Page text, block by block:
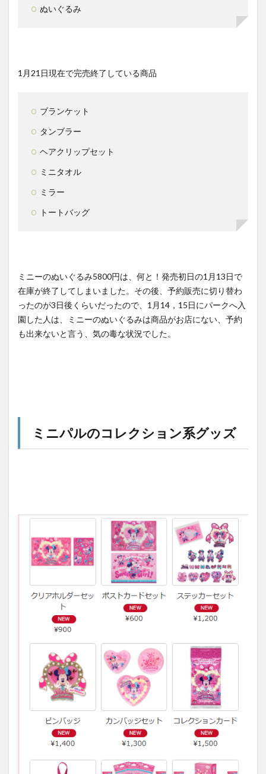
ぬいぐるみ
1月21日現在で完売終了している商品
ブランケット
タンブラー
ヘアクリップセット
ミニタオル
ミラー
トートバッグ
ミニーのぬいぐるみ5800円は、何と！発売初日の1月13日で
在庫が終了してしまいました。その後、予約販売に切り替わ
ったのが3日後くらいだったので、1月14，15日にパークへ入
園した人は、ミニーのぬいぐるみは商品がお店にない、予約
も出来ないと言う、気の毒な状況でした。
ミニパルのコレクション系グッズ